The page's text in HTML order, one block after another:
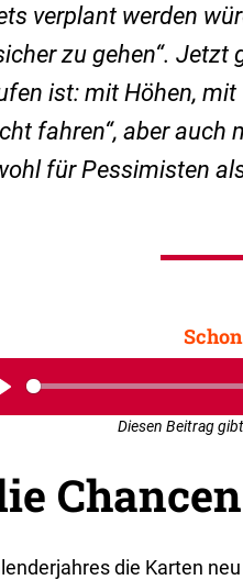
verplant werden
zu gehen“.
ist: mit Höhen,
fahren“, aber
für Pessimisten
Play
Diesen Beitrag
die Karten